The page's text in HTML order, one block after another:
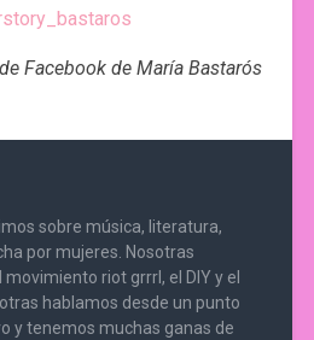
Facebook de María Bastarós
sobre música, literatura,
por mujeres. Nosotras
riot grrrl, el DIY y el
hablamos desde un punto
y tenemos muchas ganas de